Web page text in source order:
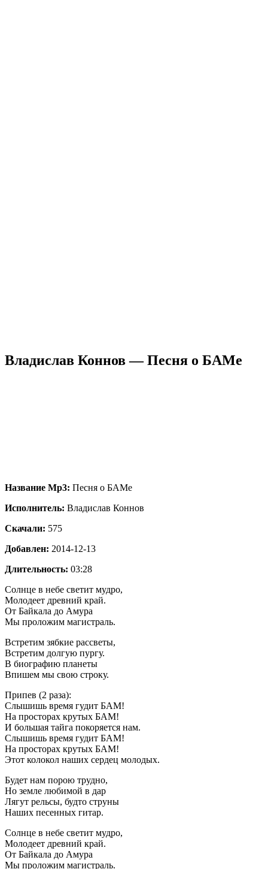
Владислав Коннов — Песня о БАМе
Название Mp3: Песня о БАМе
Исполнитель: Владислав Коннов
Скачали: 575
Добавлен: 2014-12-13
Длительность: 03:28
Солнце в небе светит мудро,
Молодеет древний край.
От Байкала до Амура
Мы проложим магистраль.
Встретим зябкие рассветы,
Встретим долгую пургу.
В биографию планеты
Впишем мы свою строку.
Припев (2 раза):
Слышишь время гудит БАМ!
На просторах крутых БАМ!
И большая тайга покоряется нам.
Слышишь время гудит БАМ!
На просторах крутых БАМ!
Этот колокол наших сердец молодых.
Будет нам порою трудно,
Но земле любимой в дар
Лягут рельсы, будто струны
Наших песенных гитар.
Солнце в небе светит мудро,
Молодеет древний край.
От Байкала до Амура
Мы проложим магистраль.